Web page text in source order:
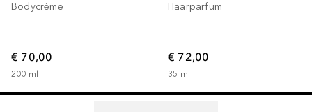
Bodycrème
€ 70,00
200 ml
Haarparfum
€ 72,00
35 ml